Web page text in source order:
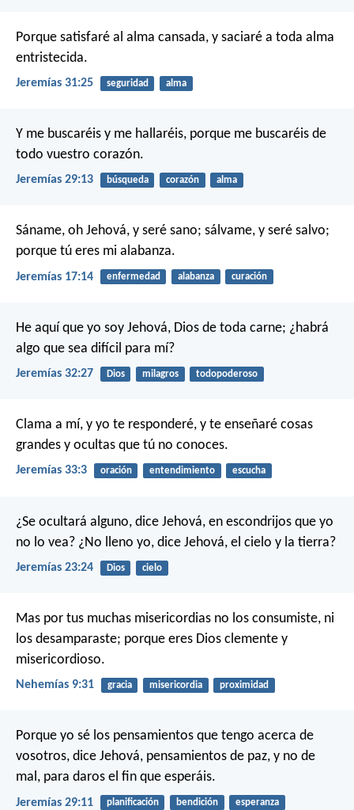
Porque satisfaré al alma cansada, y saciaré a toda alma
entristecida.
Jeremías 31:25 seguridad alma
Y me buscaréis y me hallaréis, porque me buscaréis de
todo vuestro corazón.
Jeremías 29:13 búsqueda corazón alma
Sáname, oh Jehová, y seré sano; sálvame, y seré salvo;
porque tú eres mi alabanza.
Jeremías 17:14 enfermedad alabanza curación
He aquí que yo soy Jehová, Dios de toda carne; ¿habrá
algo que sea difícil para mí?
Jeremías 32:27 Dios milagros todopoderoso
Clama a mí, y yo te responderé, y te enseñaré cosas
grandes y ocultas que tú no conoces.
Jeremías 33:3 oración entendimiento escucha
¿Se ocultará alguno, dice Jehová, en escondrijos que yo
no lo vea? ¿No lleno yo, dice Jehová, el cielo y la tierra?
Jeremías 23:24 Dios cielo
Mas por tus muchas misericordias no los consumiste, ni
los desamparaste; porque eres Dios clemente y
misericordioso.
Nehemías 9:31 gracia misericordia proximidad
Porque yo sé los pensamientos que tengo acerca de
vosotros, dice Jehová, pensamientos de paz, y no de
mal, para daros el fin que esperáis.
Jeremías 29:11 planificación bendición esperanza